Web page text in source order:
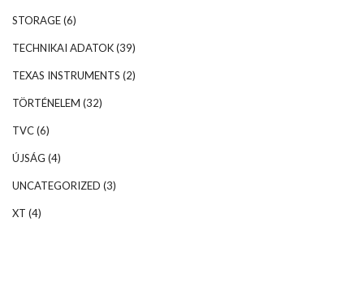
STORAGE(6)
TECHNIKAI ADATOK(39)
TEXAS INSTRUMENTS (2)
TÖRTÉNELEM (32)
TVC(6)
ÚJSÁG (4)
UNCATEGORIZED (3)
XT (4)